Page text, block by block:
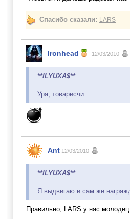
Спасибо сказали: LARS
Ironhead 12/03/2010
**ILYUXA$**
Ура, товарисчи.
Ant 12/03/2010
**ILYUXA$**
Я выдвигаю и сам же
Правильно, LARS у нас